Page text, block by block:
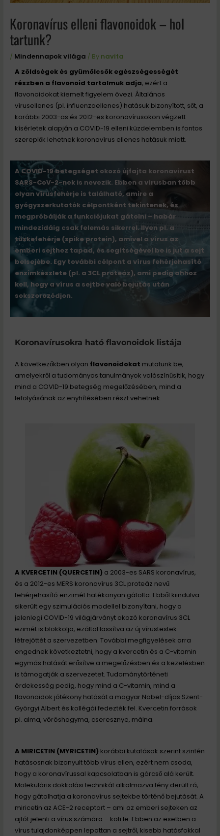
Koronavírus elleni flavonoidok – hol
tartunk?
/ Mindennapok világa / By navita
A zöldségek és gyümölcsök egészségességét
részben a flavonoid tartalmuk adja, ezért a
flavonoidokat kiemelt figyelem övezi. Általános
vírusellenes (pl. influenzaellenes) hatásuk bizonyított, sőt, a
korábbi 2003-as és 2012-es koronavírusokon végzett
kísérletek alapján a COVID-19 elleni küzdelemben is fontos
szereplők lehetnek koronavírus ellenes hatásuk miatt.
A COVID-19 betegséget okozó újfajta koronavírust
SARS-CoV-2-nek is nevezik. Ebben a vírusban több
olyan vírusfehérje is található, amire a
gyógyszerkutatók célpontként tekintenek, és
megpróbálják a funkciójukat gátolni – habár
mindezidáig csak felemás sikerrel. Ilyen pl. a
tüskefehérje (spike protein), amivel a vírus az
emberi sejthez tapad, és segítségével be is jut a sejt
belsejébe. Egy további célpont a vírus fehérjehasító
enzimkészlete (pl. a 3CL proteáz), ami pedig ahhoz
kell, hogy a vírus a sejtbe való bejutás után
sokszorozódjon.
Koronavírusokra ható flavonoidok listája
A következőkben olyan flavonoidokat mutatunk be,
amelyekről a tudományos tanulmányok valószínűsítik, hogy
mind a COVID-19 betegség megelőzésében, mind a
lefolyásának az enyhítésében részt vehetnek.
A KVERCETIN (QUERCETIN) a 2003-es SARS koronavírus,
és a 2012-es MERS koronavírus 3CL proteáz nevű
fehérjehasító enzimét hatékonyan gátolta. Ebből kiindulva
sikerült egy szimulációs modellel bizonyítani, hogy a
jelenlegi COVID-19 világjárványt okozó koronavírus 3CL
ezimét is blokkolja, ezáltal lassítva az új vírustestek
létrejöttét a szervezetben. További megfigyelések arra
engednek következtetni, hogy a kvercetin és a C-vitamin
egymás hatását erősítve a megelőzésben és a kezelésben
is támogatják a szervezetet. Tudománytörténeti
érdekesség pedig, hogy mind a C-vitamin, mind a
flavonoidok jótékony hatását a magyar Nobel-díjas Szent-
Györgyi Albert és kollégái fedezték fel. Kvercetin források
pl. alma, vöröshagyma, cseresznye, málna.
A MIRICETIN (MYRICETIN) korábbi kutatások szerint szintén
hatásosnak bizonyult több vírus ellen, ezért nem csoda,
hogy a koronavírussal kapcsolatban is górcső alá került.
Molekuláris dokkolási technikát alkalmazva fény derült rá,
hogy gátolhatja a koronavírus sejtekbe történő bejutását. A
miricetin az ACE-2 receptort – ami az emberi sejteken az
ajtót jelenti a vírus számára – köti le. Ebben az esetben a
vírus tulajdonképpen lepattan a sejtről, kisebb hatásfokkal